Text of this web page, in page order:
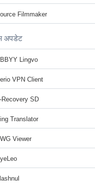
Filmmaker
अपडेट
Lingvo
VPN Client
Recovery SD
Translator
Viewer